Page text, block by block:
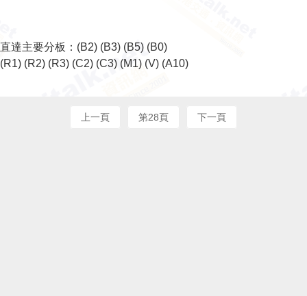
直達主要分板： (B2) (B3) (B5) (B0)
(R1) (R2) (R3) (C2) (C3) (M1) (V) (A10)
上一頁 第28頁 下一頁